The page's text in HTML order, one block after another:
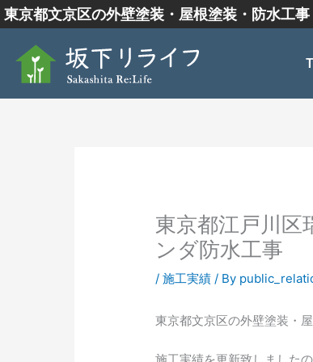
内
容
東京都文京区の外壁塗装・屋根塗装・防水工
東京都江戸川区
ンダ防水工事
/施工実績 / By
東京都文京区の外壁塗装・